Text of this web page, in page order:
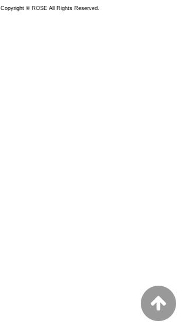
Copyright © ROSE All Rights Reserved.